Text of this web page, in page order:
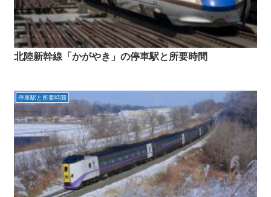
北陸新幹線「かがやき」の停車駅と所要時間
停車駅と所要時間